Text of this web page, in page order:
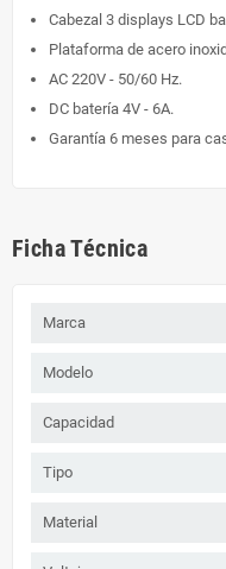
Cabezal 3 displays LCD
Plataforma de acero
AC 220V - 50/60 Hz.
DC batería 4V - 6A.
Garantía 6 meses para
Ficha Técnica
Marca
Modelo
Capacidad
Tipo
Material